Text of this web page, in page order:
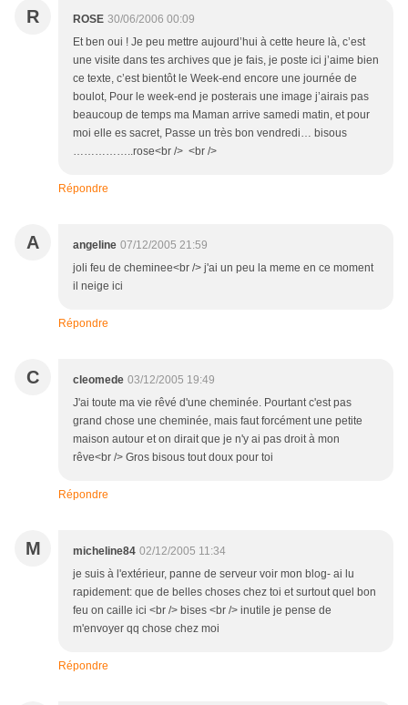
R ROSE 30/06/2006 00:09
Et ben oui ! Je peu mettre aujourd’hui à cette heure là, c’est
une visite dans tes archives que je fais, je poste ici j’aime bien
ce texte, c’est bientôt le Week-end encore une journée de
boulot, Pour le week-end je posterais une image j’airais pas
beaucoup de temps ma Maman arrive samedi matin, et pour
moi elle es sacret, Passe un très bon vendredi… bisous
……………..rose<br /> <br />
Répondre
A angeline 07/12/2005 21:59
joli feu de cheminee<br /> j'ai un peu la meme en ce moment
il neige ici
Répondre
C cleomede 03/12/2005 19:49
J'ai toute ma vie rêvé d'une cheminée. Pourtant c'est pas
grand chose une cheminée, mais faut forcément une petite
maison autour et on dirait que je n'y ai pas droit à mon
rêve<br /> Gros bisous tout doux pour toi
Répondre
M micheline84 02/12/2005 11:34
je suis à l'extérieur, panne de serveur voir mon blog- ai lu
rapidement: que de belles choses chez toi et surtout quel bon
feu on caille ici <br /> bises <br /> inutile je pense de
m'envoyer qq chose chez moi
Répondre